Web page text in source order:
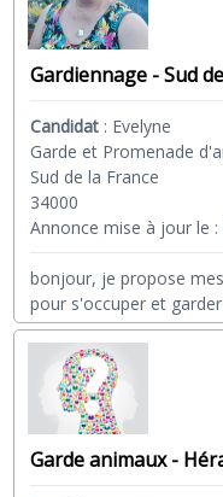
Gardiennage - Sud
Candidat : Evelyne
Garde et Promenade
Sud de la France
34000
Annonce mise à jour le :
bonjour, je propose
pour s'occuper et
Garde animaux -